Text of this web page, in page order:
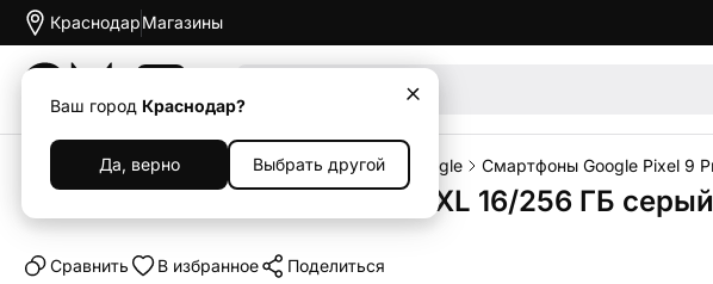
Краснодар
Ваш город Краснодар?
Да, верно Выбрать другой
Магазины
Каталог Смартфоны Смартфоны Google Смартфоны Google Pixel 9
Смартфон Google Pixel 9 Pro XL 16/256 ГБ
Cравнить В избранное Поделиться